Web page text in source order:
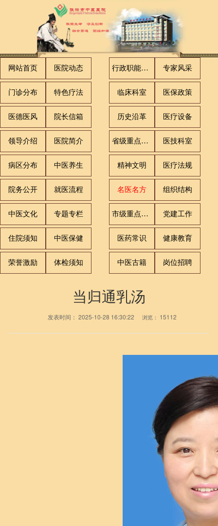
网站首页 医院动态 行政职能科室 专家风采
门诊分布 特色疗法 临床科室 医保政策
医德医风 院长信箱 历史沿革 医疗设备
领导介绍 医院简介 省级重点专科 医技科室
病区分布 中医养生 精神文明 医疗法规
院务公开 就医流程 名医名方 组织结构
中医文化 专题专栏 市级重点专科 党建工作
住院须知 中医保健 医药常识 健康教育
荣誉激励 体检须知 中医古籍 岗位招聘
当归通乳汤
发表时间： 2025-10-28 16:30:22 浏览： 15112